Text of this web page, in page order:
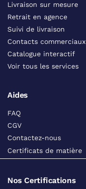
Livraison sur mesure
Retrait en agence
Suivi de livraison
Contacts commerciaux
Catalogue interactif
Voir tous les services
Aides
FAQ
CGV
Contactez-nous
Certificats de matière
Nos Certifications